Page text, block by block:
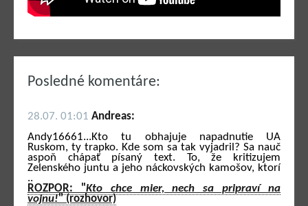
Posledné komentáre:
28.07. 01:01 Andreas:
Andy16661...Kto tu obhajuje napadnutie UA
Ruskom, ty trapko. Kde som sa tak vyjadril? Sa nauč
aspoň chápať písaný text. To, že kritizujem
Zelenského juntu a jeho náckovských kamošov, ktorí
..
ROZPOR: "Kto chce mier, nech sa pripraví na
vojnu!" (rozhovor)